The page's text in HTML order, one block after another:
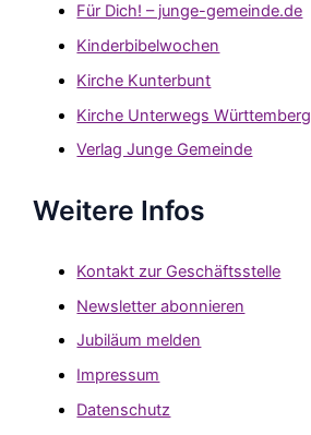
Für Dich! – junge-gemeinde.de
Kinderbibelwochen
Kirche Kunterbunt
Kirche Unterwegs Württemberg
Verlag Junge Gemeinde
Weitere Infos
Kontakt zur Geschäftsstelle
Newsletter abonnieren
Jubiläum melden
Impressum
Datenschutz